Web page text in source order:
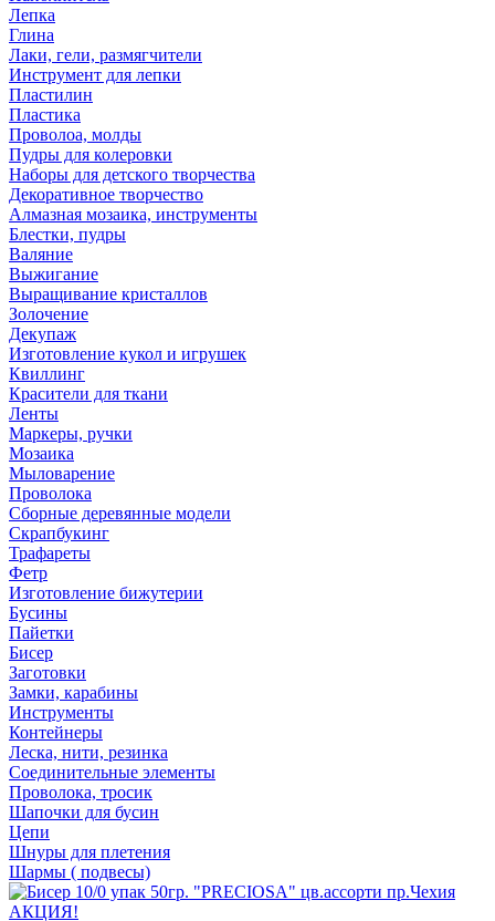
Лепка
Глина
Лаки, гели, размягчители
Инструмент для лепки
Пластилин
Пластика
Проволоа, молды
Пудры для колеровки
Наборы для детского творчества
Декоративное творчество
Алмазная мозаика, инструменты
Блестки, пудры
Валяние
Выжигание
Выращивание кристаллов
Золочение
Декупаж
Изготовление кукол и игрушек
Квиллинг
Красители для ткани
Ленты
Маркеры, ручки
Мозаика
Мыловарение
Проволока
Сборные деревянные модели
Скрапбукинг
Трафареты
Фетр
Изготовление бижутерии
Бусины
Пайетки
Бисер
Заготовки
Замки, карабины
Инструменты
Контейнеры
Леска, нити, резинка
Соединительные элементы
Проволока, тросик
Шапочки для бусин
Цепи
Шнуры для плетения
Шармы ( подвесы)